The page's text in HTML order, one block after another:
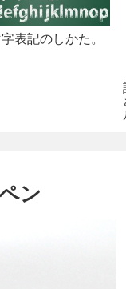
表記のしかた。
ン